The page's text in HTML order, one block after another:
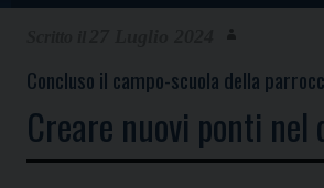
Concluso il campo-scuola della
Creare nuovi ponti nel